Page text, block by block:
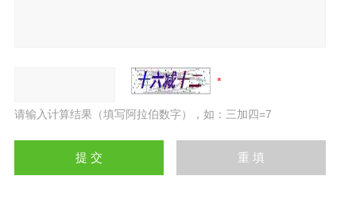
请输入计算结果（填写阿拉伯数字），如：三加四=7